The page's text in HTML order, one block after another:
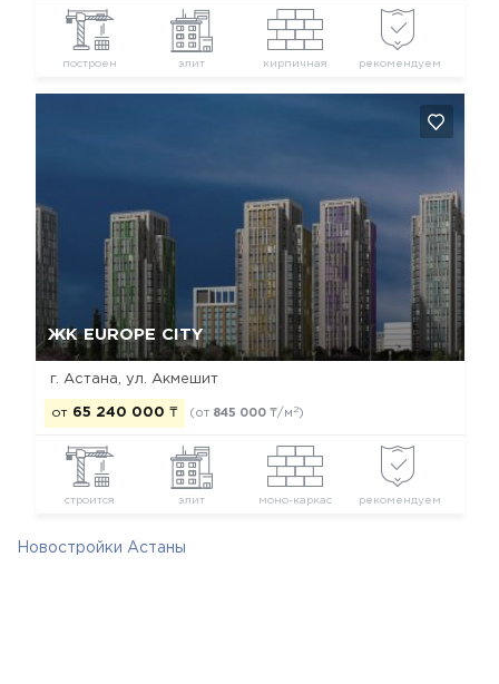
построен элит кирпичная рекомендуем
ЖК EUROPE CITY
г. Астана, ул. Акмешит
от 65 240 000 ₸ (от 845 000 ₸/м 2)
строится элит моно-каркас рекомендуем
Да, удалить Отмена
Новостройки Астаны